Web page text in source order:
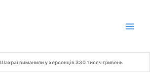
Шахраї виманили у херсонців 330 тисяч гривень